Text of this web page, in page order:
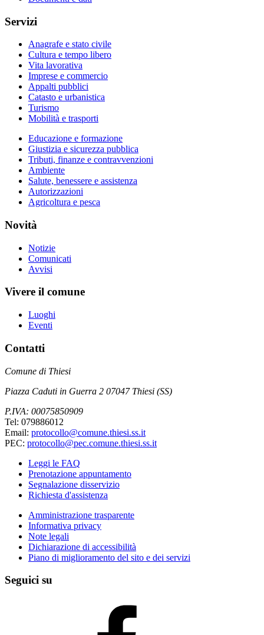
Servizi
Anagrafe e stato civile
Cultura e tempo libero
Vita lavorativa
Imprese e commercio
Appalti pubblici
Catasto e urbanistica
Turismo
Mobilità e trasporti
Educazione e formazione
Giustizia e sicurezza pubblica
Tributi, finanze e contravvenzioni
Ambiente
Salute, benessere e assistenza
Autorizzazioni
Agricoltura e pesca
Novità
Notizie
Comunicati
Avvisi
Vivere il comune
Luoghi
Eventi
Contatti
Comune di Thiesi
Piazza Caduti in Guerra 2 07047 Thiesi (SS)
P.IVA: 00075850909
Tel: 079886012
Email: protocollo@comune.thiesi.ss.it
PEC: protocollo@pec.comune.thiesi.ss.it
Leggi le FAQ
Prenotazione appuntamento
Segnalazione disservizio
Richiesta d'assistenza
Amministrazione trasparente
Informativa privacy
Note legali
Dichiarazione di accessibilità
Piano di miglioramento del sito e dei servizi
Seguici su